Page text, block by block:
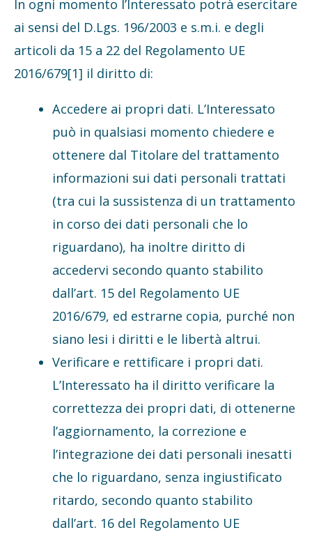
In ogni momento l’Interessato potrà esercitare
ai sensi del D.Lgs. 196/2003 e s.m.i. e degli
articoli da 15 a 22 del Regolamento UE
2016/679[1] il diritto di:
Accedere ai propri dati. L’Interessato
può in qualsiasi momento chiedere e
ottenere dal Titolare del trattamento
informazioni sui dati personali trattati
(tra cui la sussistenza di un trattamento
in corso dei dati personali che lo
riguardano), ha inoltre diritto di
accedervi secondo quanto stabilito
dall’art. 15 del Regolamento UE
2016/679, ed estrarne copia, purché non
siano lesi i diritti e le libertà altrui.
Verificare e rettificare i propri dati.
L’Interessato ha il diritto verificare la
correttezza dei propri dati, di ottenerne
l’aggiornamento, la correzione e
l’integrazione dei dati personali inesatti
che lo riguardano, senza ingiustificato
ritardo, secondo quanto stabilito
dall’art. 16 del Regolamento UE